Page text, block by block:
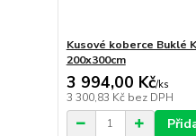
Kusové koberce Buklé
200x300cm
3 994,00 Kč/ks
3 300,83 Kč bez DPH